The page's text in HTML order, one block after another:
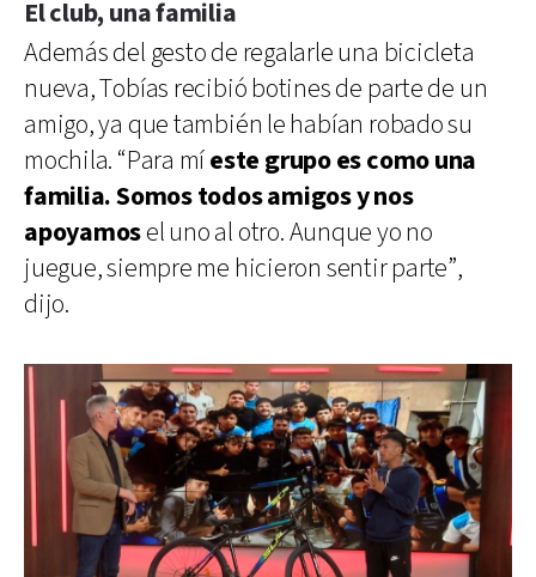
El club, una familia
Además del gesto de regalarle una bicicleta
nueva, Tobías recibió botines de parte de un
amigo, ya que también le habían robado su
mochila. “Para míeste grupo es como una
familia. Somos todos amigos y nos
apoyamosel uno al otro. Aunque yo no
juegue, siempre me hicieron sentir parte”,
dijo.